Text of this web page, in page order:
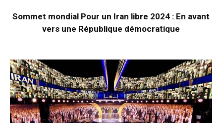
Sommet mondial Pour un Iran libre 2024 : En avant
vers une République démocratique